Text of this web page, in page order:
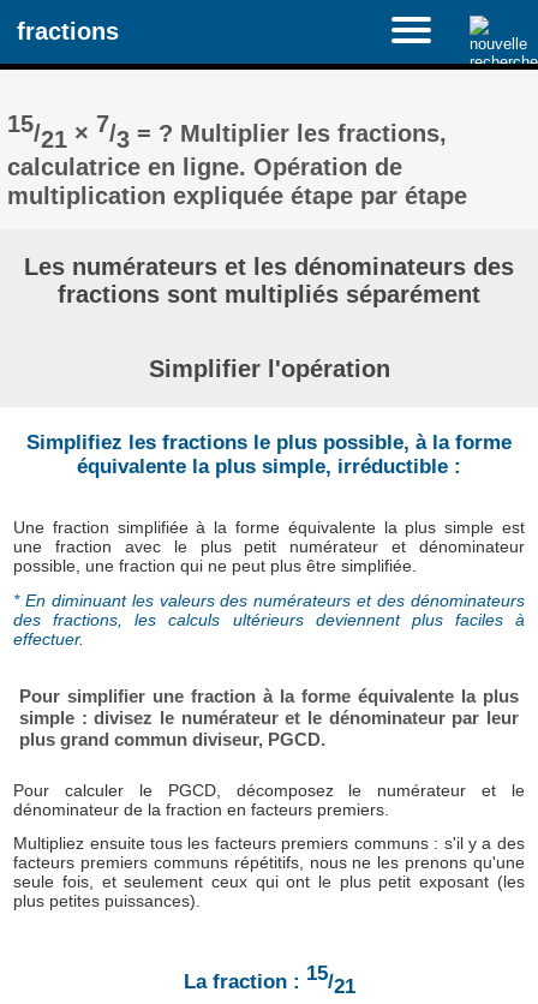
fractions
15/21 × 7/3 = ? Multiplier les fractions,
calculatrice en ligne. Opération de
multiplication expliquée étape par étape
Les numérateurs et les dénominateurs des
fractions sont multipliés séparément
Simplifier l'opération
Simplifiez les fractions le plus possible, à la forme
équivalente la plus simple, irréductible :
Une fraction simplifiée à la forme équivalente la plus simple est
une fraction avec le plus petit numérateur et dénominateur
possible, une fraction qui ne peut plus être simplifiée.
* En diminuant les valeurs des numérateurs et des dénominateurs
des fractions, les calculs ultérieurs deviennent plus faciles à
effectuer.
Pour simplifier une fraction à la forme équivalente la plus
simple : divisez le numérateur et le dénominateur par leur
plus grand commun diviseur, PGCD.
Pour calculer le PGCD, décomposez le numérateur et le
dénominateur de la fraction en facteurs premiers.
Multipliez ensuite tous les facteurs premiers communs : s'il y a des
facteurs premiers communs répétitifs, nous ne les prenons qu'une
seule fois, et seulement ceux qui ont le plus petit exposant (les
plus petites puissances).
La fraction : 15/21